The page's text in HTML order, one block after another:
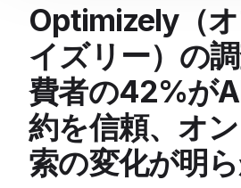
Optimizely（
イズリー）の
費者の42%が
約を信頼、オ
索の変化が明